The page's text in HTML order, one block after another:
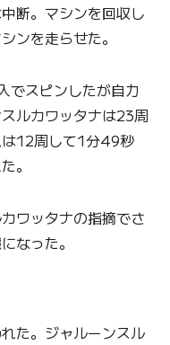
断。マシンを回収し
ンを走らせた。
でスピンしたが自力
ルカワッタナは23周
12周して1分49秒
。
ワッタナの指摘でさ
なった。
た。ジャルーンスル